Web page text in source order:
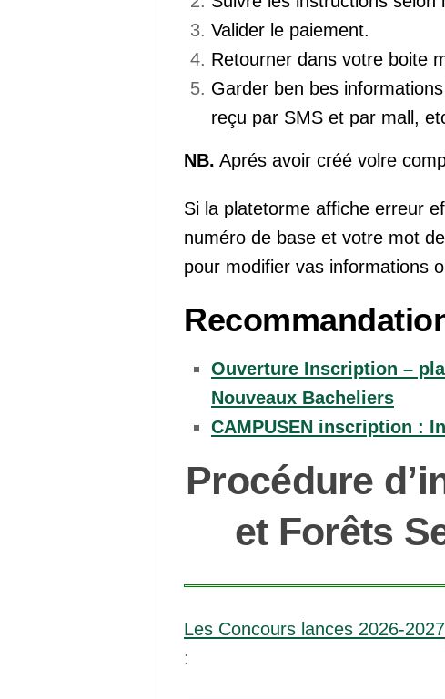
Valider le paiement.
Retourner dans votre boite
Garder ben bes
reçu par SMS et par mall,
NB. Aprés avoir créé volre
Si la platetorme affiche erreur
numéro de base et votre mot
pour modifier vas informations
Ouverture Inscription –
Nouveaux Bacheliers
CAMPUSEN inscription :
Procédure
et Forêts
Les Concours lances 2026-2027
: